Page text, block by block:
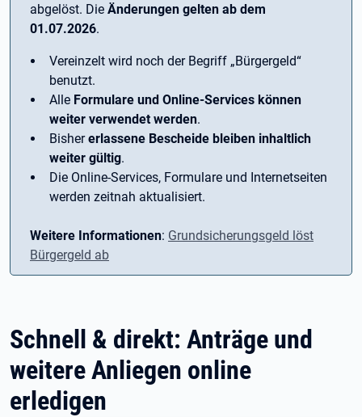
abgelöst. Die Änderungen gelten ab dem
01.07.2026.
Vereinzelt wird noch der Begriff ­„Bürgergeld“
benutzt.
Alle Formulare und Online-Services können
weiter verwendet werden.
Bishererlassene Bescheide bleiben inhaltlich
weiter gültig.
Die Online-Services, Formulare und Internetseiten
werden zeitnah aktualisiert.
Weitere Informationen: Grundsicherungsgeld löst
Bürgergeld ab
Schnell & direkt: Anträge und
weitere Anliegen online
erledigen